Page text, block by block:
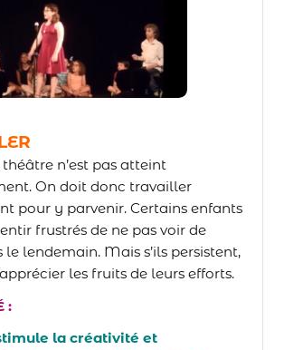
théâtre n’est pas atteint
On doit donc travailler
pour y parvenir. Certains enfants
frustrés de ne pas voir de
le lendemain. Mais s’ils persistent,
les fruits de leurs efforts.
:
la créativité et